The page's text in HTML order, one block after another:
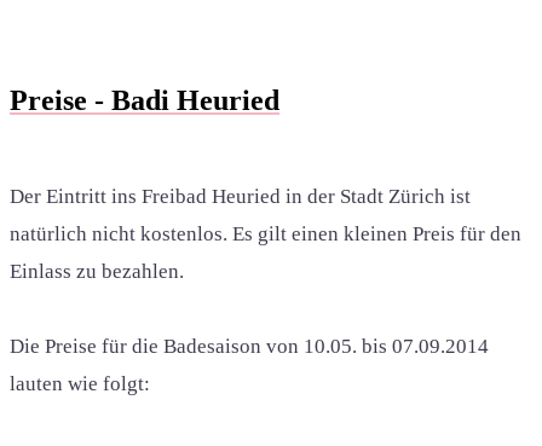
Preise - Badi Heuried
Der Eintritt ins Freibad Heuried in der Stadt Zürich ist
natürlich nicht kostenlos. Es gilt einen kleinen Preis für den
Einlass zu bezahlen.
Die Preise für die Badesaison von 10.05. bis 07.09.2014
lauten wie folgt: